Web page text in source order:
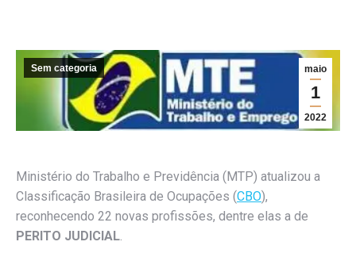
maio
1
2022
Sem categoria
Ministério do Trabalho e Previdência (MTP) atualizou a
Classificação Brasileira de Ocupações (CBO),
reconhecendo 22 novas profissões, dentre elas a de
PERITO JUDICIAL.